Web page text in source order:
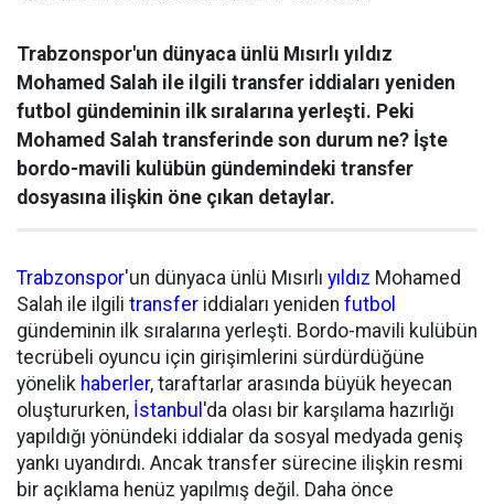
Trabzonspor'un dünyaca ünlü Mısırlı yıldız
Mohamed Salah ile ilgili transfer iddiaları yeniden
futbol gündeminin ilk sıralarına yerleşti. Peki
Mohamed Salah transferinde son durum ne? İşte
bordo-mavili kulübün gündemindeki transfer
dosyasına ilişkin öne çıkan detaylar.
Trabzonspor'un dünyaca ünlü Mısırlı yıldız Mohamed
Salah ile ilgili transfer iddiaları yeniden futbol
gündeminin ilk sıralarına yerleşti. Bordo-mavili kulübün
tecrübeli oyuncu için girişimlerini sürdürdüğüne
yönelik haberler, taraftarlar arasında büyük heyecan
oluştururken, İstanbul 'da olası bir karşılama hazırlığı
yapıldığı yönündeki iddialar da sosyal medyada geniş
yankı uyandırdı. Ancak transfer sürecine ilişkin resmi
bir açıklama henüz yapılmış değil. Daha önce